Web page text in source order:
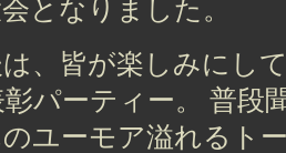
となりました。
、皆が楽しみにし
パーティー。 普段
ユーモア溢れるト